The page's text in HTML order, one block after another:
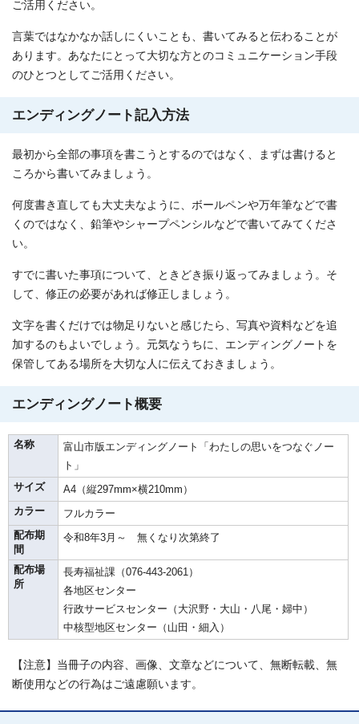
ご活用ください。
言葉ではなかなか話しにくいことも、書いてみると伝わることが
あります。あなたにとって大切な方とのコミュニケーション手段
のひとつとしてご活用ください。
エンディングノート記入方法
最初から全部の事項を書こうとするのではなく、まずは書けると
ころから書いてみましょう。
何度書き直しても大丈夫なように、ボールペンや万年筆などで書
くのではなく、鉛筆やシャープペンシルなどで書いてみてくださ
い。
すでに書いた事項について、ときどき振り返ってみましょう。そ
して、修正の必要があれば修正しましょう。
文字を書くだけでは物足りないと感じたら、写真や資料などを追
加するのもよいでしょう。元気なうちに、エンディングノートを
保管してある場所を大切な人に伝えておきましょう。
エンディングノート概要
名称
富山市版エンディングノート「わたしの思いをつなぐノー
ト」
サイズ
A4（縦297mm×横210mm）
カラー
フルカラー
配布期
間
令和8年3月～ 無くなり次第終了
配布場
所
長寿福祉課（076-443-2061）
各地区センター
行政サービスセンター（大沢野・大山・八尾・婦中）
中核型地区センター（山田・細入）
【注意】当冊子の内容、画像、文章などについて、無断転載、無
断使用などの行為はご遠慮願います。